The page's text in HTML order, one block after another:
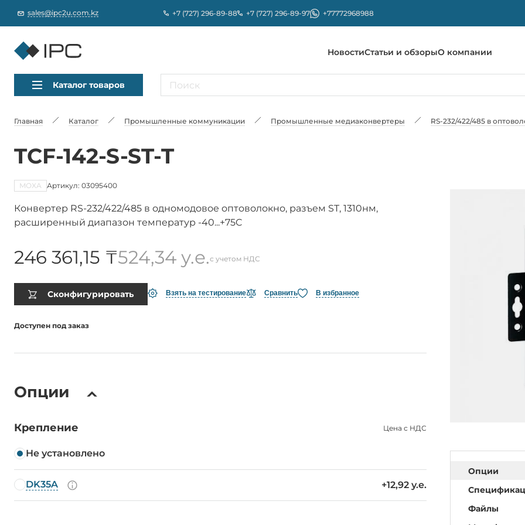
sales@ipc2u.com.kz +7 (727) 296-89-88 +7 (727) 296-89-97 +77772968988
НовостиСтатьи и обзорыО компании
Каталог товаров
Главная Каталог Промышленные коммуникации Промышленные медиаконвертеры RS-232/422/485 в
TCF-142-S-ST-T
MOXA Артикул: 03095400
Конвертер RS-232/422/485 в одномодовое оптоволокно, разъем ST, 1310нм,
расширенный диапазон температур -40...+75C
246 361,15 ₸524,34 у.е.с учетом НДС
Сконфигурировать Взять на тестирование Сравнить В избранное
Доступен под заказ
Опции
Крепление Цена с НДС
Не установлено
DK35A +12,92 у.е.
Опции
Файлы